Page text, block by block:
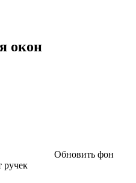
окон
Обновить фон
ручек